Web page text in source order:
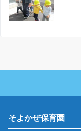
そよかぜ保育園